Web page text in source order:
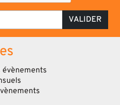
VALIDER
évènements